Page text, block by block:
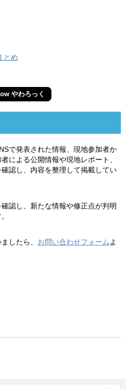
とめ
やわろっく
で発表された情報、現地参加者か
による公開情報や現地レポート、
認し、内容を整理して掲載してい
認し、新たな情報や修正点が判明
したら、 お問い合わせフォーム よ